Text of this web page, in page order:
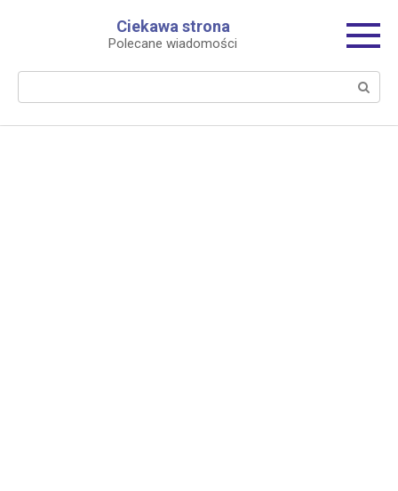
Ciekawa strona
Polecane wiadomości